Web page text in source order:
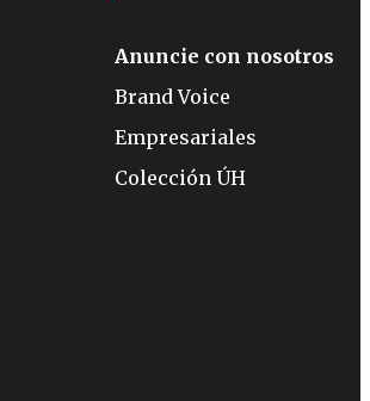
Anuncie con nosotros
Brand Voice
Empresariales
Colección ÚH